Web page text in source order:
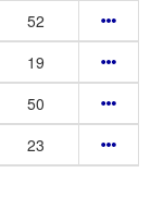
52
19
50
23